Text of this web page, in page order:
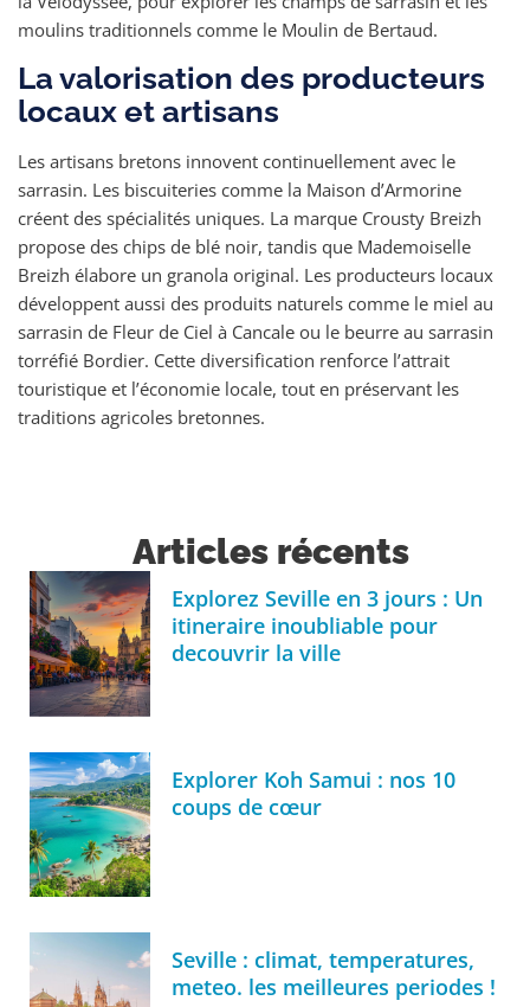
moulins traditionnels comme le Moulin de Bertaud.
La valorisation des producteurs
locaux et artisans
Les artisans bretons innovent continuellement avec le
sarrasin. Les biscuiteries comme la Maison d’Armorine
créent des spécialités uniques. La marque Crousty Breizh
propose des chips de blé noir, tandis que Mademoiselle
Breizh élabore un granola original. Les producteurs locaux
développent aussi des produits naturels comme le miel au
sarrasin de Fleur de Ciel à Cancale ou le beurre au sarrasin
torréfié Bordier. Cette diversification renforce l’attrait
touristique et l’économie locale, tout en préservant les
traditions agricoles bretonnes.
Articles récents
Explorez Seville en 3 jours : Un
itineraire inoubliable pour
decouvrir la ville
Explorer Koh Samui : nos 10
coups de cœur
Seville : climat, temperatures,
meteo. les meilleures periodes !